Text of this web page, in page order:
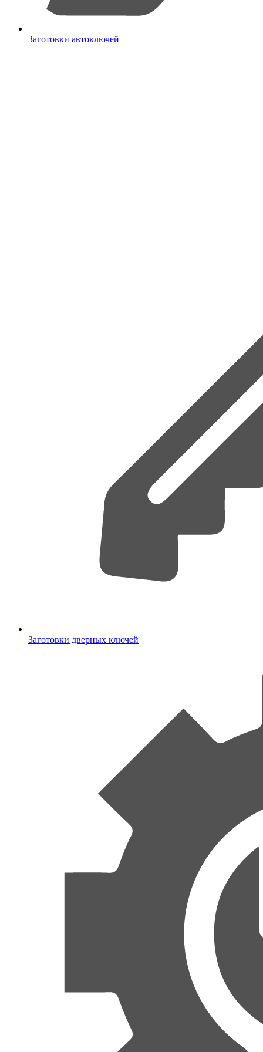
Заготовки автоключей
Заготовки дверных ключей